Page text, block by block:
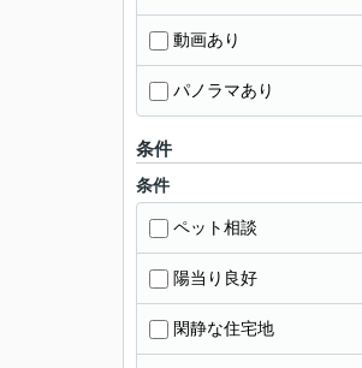
動画あり
パノラマあり
条件
条件
ペット相談
陽当り良好
閑静な住宅地